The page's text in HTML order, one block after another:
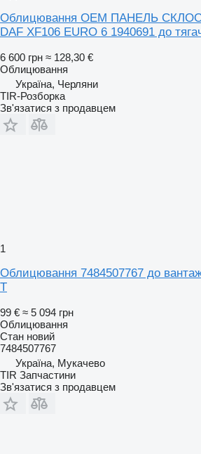
Облицювання OEM ПАНЕЛЬ
DAF XF106 EURO 6 1940691 до
6 600 грн ≈ 128,30 €
Облицювання
Україна, Черляни
TIR-Розборка
Зв'язатися з продавцем
1
Облицювання 7484507767 до
T
99 € ≈ 5 094 грн
Облицювання
Стан новий
7484507767
Україна, Мукачево
TIR Запчастини
Зв'язатися з продавцем